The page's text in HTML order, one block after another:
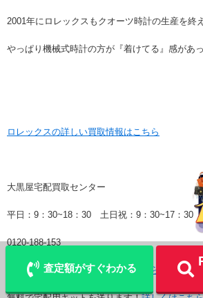
2001年にロレックスもクオーツ時計の生産を終
やっぱり機械式時計の方が『着けてる』感があ
ロレックスの詳しい買取情報はこちら
大黒屋宅配買取センター
平日：9：30~18：30 土日祝：9：30~17：30
0120-188-153
かんたんメール査定フォームはこちら
査定額がすぐわかる